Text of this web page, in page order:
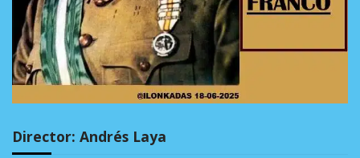
Director: Andrés Laya